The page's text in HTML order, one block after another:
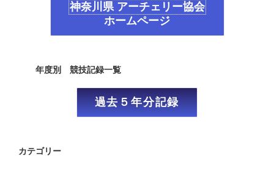
神奈川県 アーチェリー協会
ホームページ
年度別 競技記録一覧
過去５年分記録
カテゴリー